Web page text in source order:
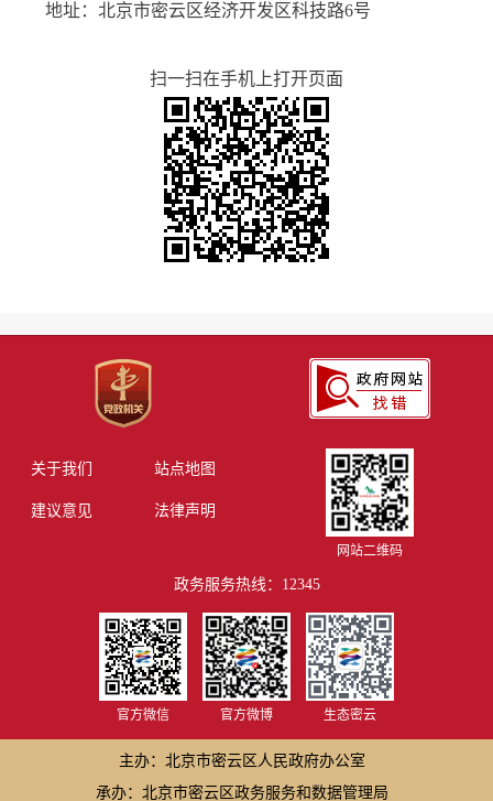
地址：北京市密云区经济开发区科技路6号
扫一扫在手机上打开页面
关于我们 站点地图
建议意见 法律声明
网站二维码
政务服务热线：12345
官方微信 官方微博 生态密云
主办：北京市密云区人民政府办公室
承办：北京市密云区政务服务和数据管理局